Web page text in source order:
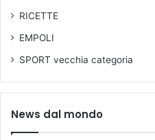
RICETTE
EMPOLI
SPORT vecchia categoria
News dal mondo